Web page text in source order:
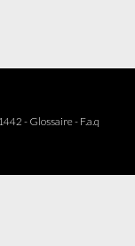
- Glossaire- F.a.q